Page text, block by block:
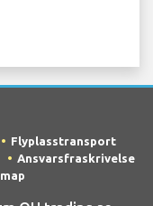
Flyplasstransport
Ansvarsfraskrivelse